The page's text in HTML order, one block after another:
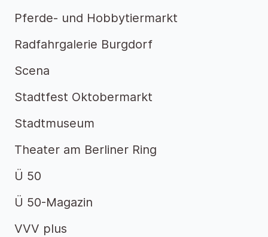
Pferde- und Hobbytiermarkt
Radfahrgalerie Burgdorf
Scena
Stadtfest Oktobermarkt
Stadtmuseum
Theater am Berliner Ring
Ü 50
Ü 50-Magazin
VVV plus